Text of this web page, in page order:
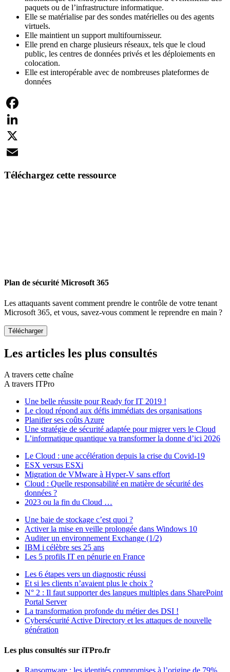
paquets ou de l’infrastructure informatique.
Elle se matérialise par des sondes matérielles ou des agents
virtuels.
Elle maintient un support multifournisseur.
Elle prend en charge plusieurs réseaux, tels que le cloud
public, les centres de données privés et les déploiements en
colocation.
Elle est interopérable avec de nombreuses plateformes de
données
Facebook
LinkedIn
X
Téléchargez cette ressource
Plan de sécurité Microsoft 365
Les attaquants savent comment prendre le contrôle de votre tenant
Microsoft 365, et vous, savez-vous comment le reprendre en main ?
Les articles les plus consultés
A travers cette chaîne
A travers ITPro
Une belle réussite pour Ready for IT 2019 !
Le cloud répond aux défis immédiats des organisations
Planifier ses coûts Azure
Une stratégie de sécurité adaptée pour migrer vers le Cloud
L’informatique quantique va transformer la donne d’ici 2026
Le Cloud : une accélération depuis la crise du Covid-19
ESX versus ESXi
Migration de VMware à Hyper-V sans effort
Cloud : Quelle responsabilité en matière de sécurité des
données ?
2023 ou la fin du Cloud …
Une baie de stockage c’est quoi ?
Activer la mise en veille prolongée dans Windows 10
Auditer un environnement Exchange (1/2)
IBM i célèbre ses 25 ans
Les 5 profils IT en pénurie en France
Les 6 étapes vers un diagnostic réussi
Et si les clients n’avaient plus le choix ?
N° 2 : Il faut supporter des langues multiples dans SharePoint
Portal Server
La transformation profonde du métier des DSI !
Cybersécurité Active Directory et les attaques de nouvelle
génération
Les plus consultés sur iTPro.fr
Ransomware : les identités compromises à l’origine de 79%